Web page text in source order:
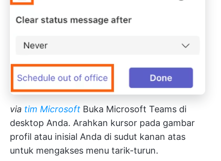
via tim Microsoft Buka Microsoft Teams di
desktop Anda. Arahkan kursor pada gambar
profil atau inisial Anda di sudut kanan atas
untuk mengakses menu tarik-turun.